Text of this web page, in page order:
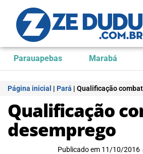
Parauapebas Marabá
Página inicial | Pará | Qualificação
Qualificação
desemprego
Publicado em 11/10/2016